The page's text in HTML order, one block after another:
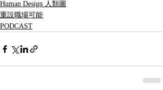
Human Design 人類圖
重設職場可能
PODCAST